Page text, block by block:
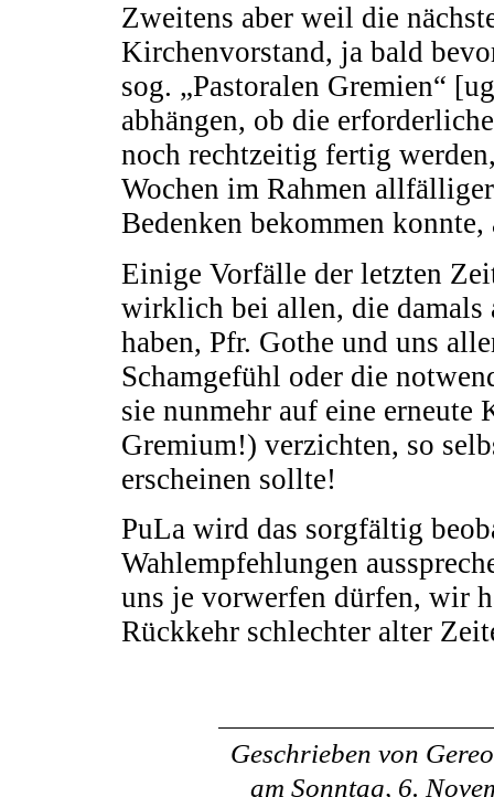
Zweitens aber weil die
Kirchenvorstand, ja bald
sog. „Pastoralen Gremien“
abhängen, ob die
noch rechtzeitig fertig
Wochen im Rahmen
Bedenken bekommen
Einige Vorfälle der letzten
wirklich bei allen, die damals
haben, Pfr. Gothe und uns
Schamgefühl oder die
sie nunmehr auf eine
Gremium!) verzichten, so
erscheinen sollte!
PuLa wird das sorgfältig
Wahlempfehlungen
uns je vorwerfen dürfen, wir
Rückkehr schlechter alter
Geschrieben von
am Sonntag, 6.